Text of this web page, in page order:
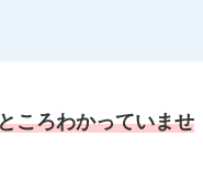
ころわかっていませ